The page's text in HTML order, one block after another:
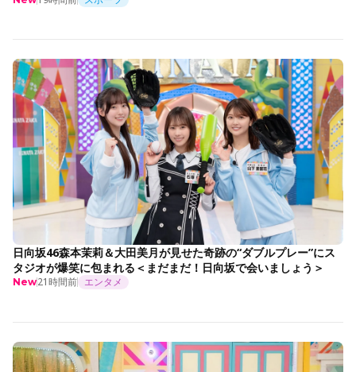
日向坂46森本茉莉＆大田美月が見せた奇跡の“ダブルプレー”にス
タジオが爆笑に包まれる＜まだまだ！日向坂で会いましょう＞
New21時間前 エンタメ